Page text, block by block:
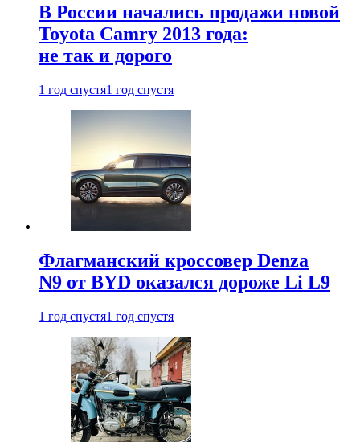
В России начались продажи новой
Toyota Camry 2013 года:
не так и дорого
1 год спустя1 год спустя
Флагманский кроссовер Denza
N9 от BYD оказался дороже Li L9
1 год спустя1 год спустя